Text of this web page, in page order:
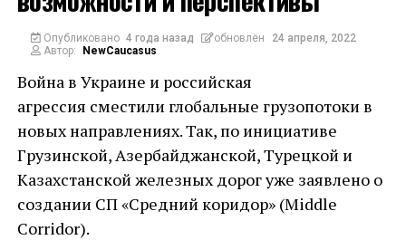
Опубликовано 4 года назад обновлён
24 апреля, 2022
Автор:
NewCaucasus
Война в Украине и российская
агрессия сместили глобальные грузопотоки в
новых направлениях. Так, по инициативе
Грузинской, Азербайджанской, Турецкой и
Казахстанской железных дорог уже заявлено о
создании СП «Средний коридор» (Middle
Corridor).